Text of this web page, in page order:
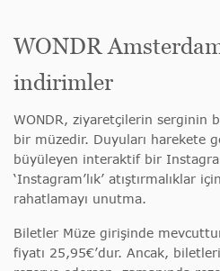
WONDR
indirimler
WONDR, ziyaretçilerin serginin
bir müzedir. Duyuları harekete
büyüleyen interaktif bir
‘Instagram’lık’ atıştırmalıklar
rahatlamayı unutma.
Biletler Müze girişinde
fiyatı 25,95€’dur. Ancak,